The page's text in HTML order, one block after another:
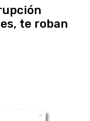
te roban